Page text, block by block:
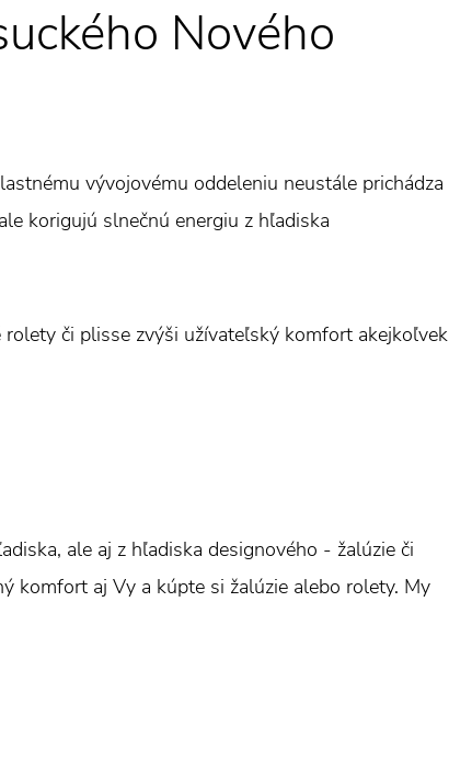
Nového
vývojovému oddeleniu neustále prichádza
korigujú slnečnú energiu z hľadiska
rolety či plisse zvýši užívateľský komfort akejkoľvek
ale aj z hľadiska designového - žalúzie či
komfort aj Vy a kúpte si žalúzie alebo rolety. My